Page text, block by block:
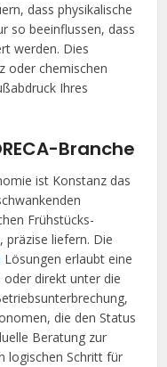
dass physikalische
so beeinflussen, dass
werden. Dies
oder chemischen
Ihres
Branche
ist Konstanz das
Frühstücks-
präzise liefern. Die
Lösungen erlaubt eine
direkt unter die
die den Status
Beratung zur
logischen Schritt für